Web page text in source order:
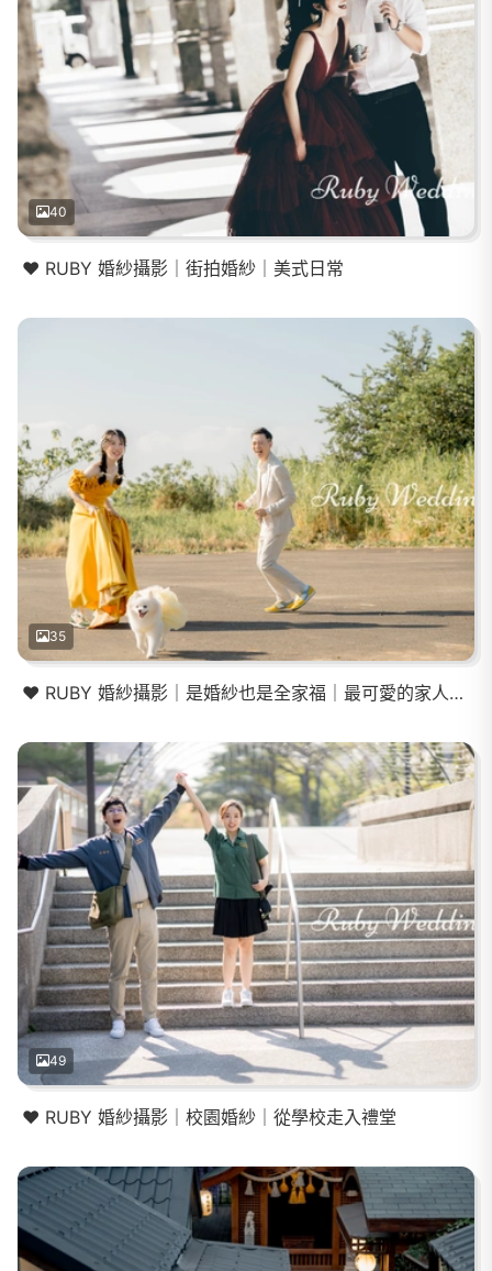
40
❤️ RUBY 婚紗攝影｜街拍婚紗｜美式日常
35
❤️ RUBY 婚紗攝影｜是婚紗也是全家福｜最可愛的家人入鏡
49
❤️ RUBY 婚紗攝影｜校園婚紗｜從學校走入禮堂